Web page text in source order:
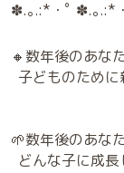
✽.｡.:*・ﾟ ✽.｡.:*
🔸数年後のあな
子どものために
🌱数年後のあな
どんな子に成長